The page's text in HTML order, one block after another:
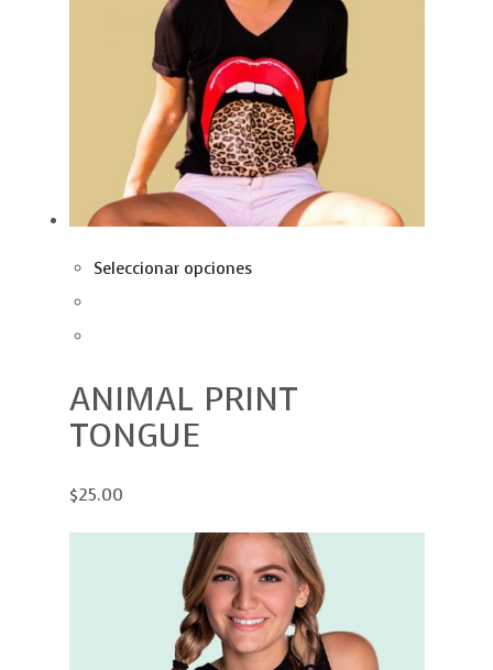
Seleccionar opciones
ANIMAL PRINT
TONGUE
$25.00